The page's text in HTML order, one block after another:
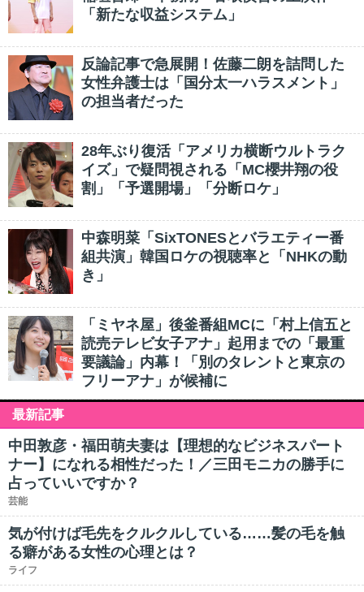
「新たな収益システム」
反論記事で急展開！佐藤二朗を詰問した
女性弁護士は「国分太一ハラスメント」
の担当者だった
28年ぶり復活「アメリカ横断ウルトラク
イズ」で疑問視される「MC櫻井翔の役
割」「予選開場」「分断ロケ」
中森明菜「SixTONESとバラエティー番
組共演」韓国ロケの視聴率と「NHKの動
き」
「ミヤネ屋」後釜番組MCに「村上信五と
読売テレビ女子アナ」起用までの「最重
要議論」内幕！「別のタレントと東京の
フリーアナ」が候補に
最新記事
中田敦彦・福田萌夫妻は【理想的なビジネスパート
ナー】になれる相性だった！／三田モニカの勝手に
占っていいですか？
芸能
気が付けば毛先をクルクルしている……髪の毛を触
る癖がある女性の心理とは？
ライフ